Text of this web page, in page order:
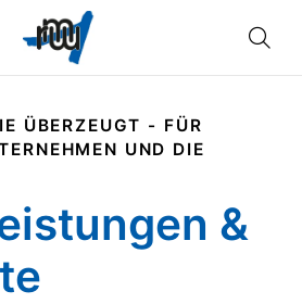
&
ÜBERZEUGT - FÜR
UND DIE